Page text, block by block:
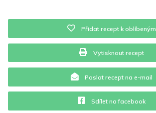
Přidat recept k oblíbeným
Vytisknout recept
Poslat recept na e-mail
Sdílet na facebook